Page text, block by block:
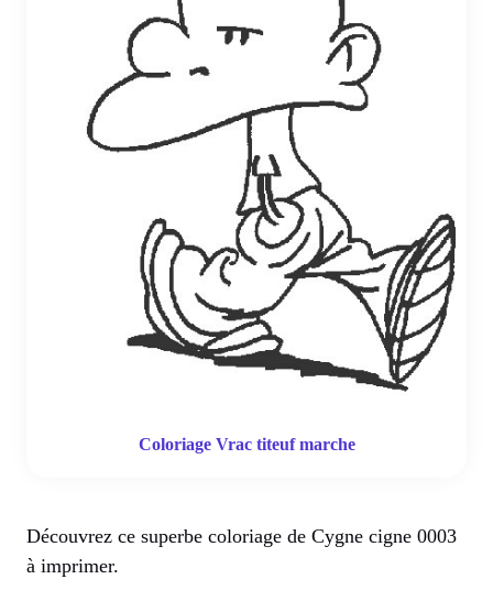
Coloriage Vrac titeuf marche
Découvrez ce superbe coloriage de Cygne cigne 0003
à imprimer.